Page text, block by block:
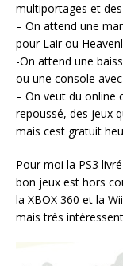
multiportages et
– On attend une
pour Lair ou
-On attend une
ou une console
– On veut du online
repoussé, des jeux
mais cest gratuit
Pour moi la PS3
bon jeux est hors
la XBOX 360 et la
mais très